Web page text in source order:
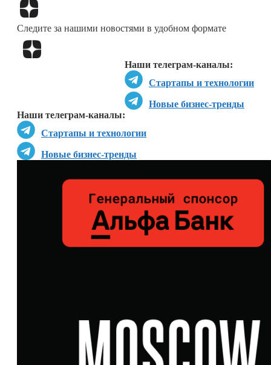
Следите за нашими новостями в удобном формате
Наши телеграм-каналы:
Стартапы и технологии
Новые бизнес-тренды
Наши телеграм-каналы:
Стартапы и технологии
Новые бизнес-тренды